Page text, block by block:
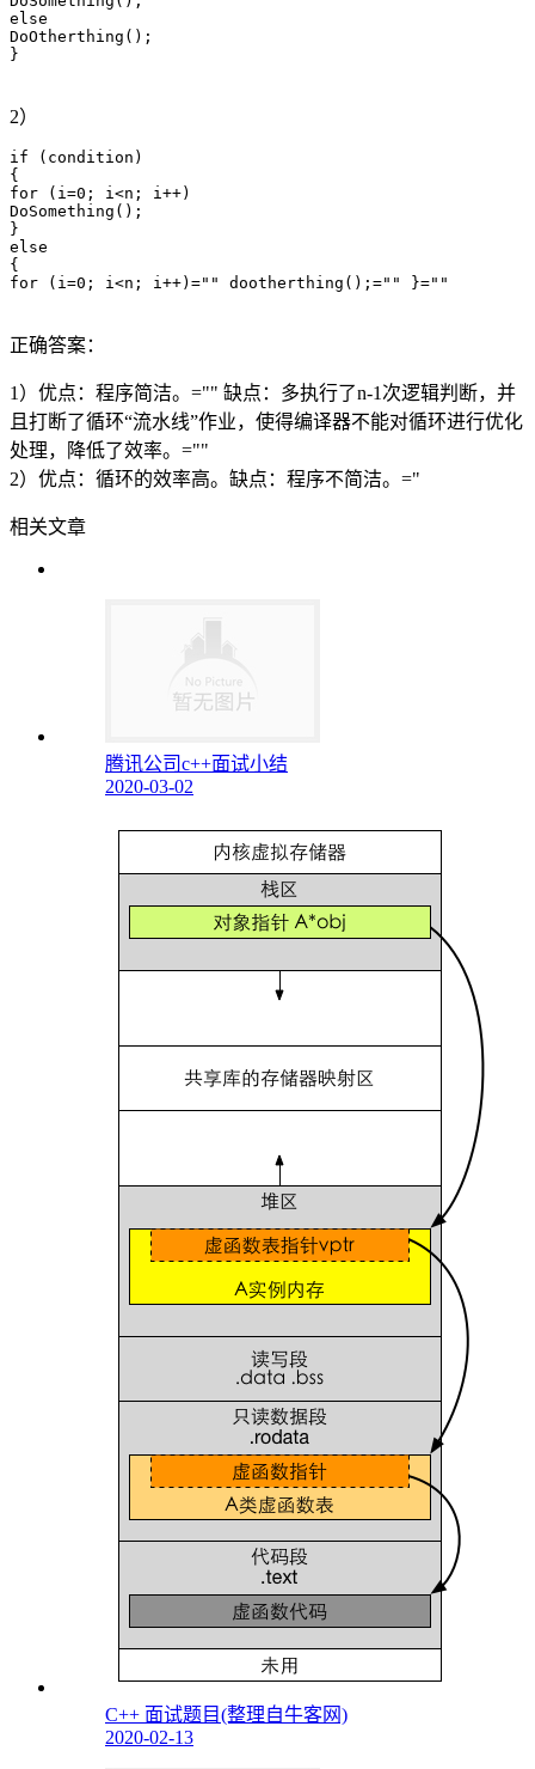
else
DoOtherthing();
}
2）
if (condition)
{
for (i=0; i<n; i++)
DoSomething();
}
else
{
for (i=0; i<n; i++)="" dootherthing();="" }=""
正确答案：
1）优点：程序简洁。="" 缺点：多执行了n-1次逻辑判断，并
且打断了循环“流水线”作业，使得编译器不能对循环进行优化
处理，降低了效率。=""
2）优点：循环的效率高。缺点：程序不简洁。="
相关文章
腾讯公司c++面试小结
2020-03-02
C++ 面试题目(整理自牛客网)
2020-02-13